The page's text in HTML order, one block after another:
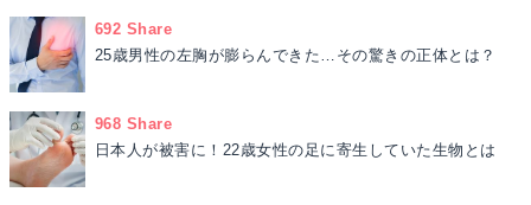
692 Share
25歳男性の左胸が膨らんできた…その驚きの正体とは？
968 Share
日本人が被害に！22歳女性の足に寄生していた生物とは